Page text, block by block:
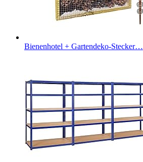
Bienenhotel + Gartendeko-Stecker…